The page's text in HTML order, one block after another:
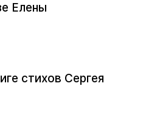
Елены
стихов Сергея